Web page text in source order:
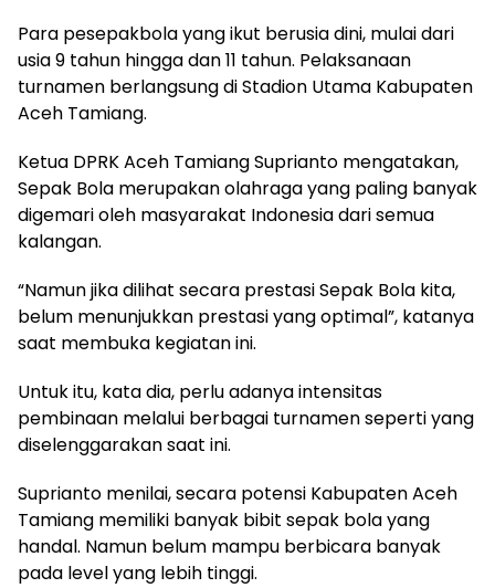
Para pesepakbola yang ikut berusia dini, mulai dari
usia 9 tahun hingga dan 11 tahun. Pelaksanaan
turnamen berlangsung di Stadion Utama Kabupaten
Aceh Tamiang.
Ketua DPRK Aceh Tamiang Suprianto mengatakan,
Sepak Bola merupakan olahraga yang paling banyak
digemari oleh masyarakat Indonesia dari semua
kalangan.
“Namun jika dilihat secara prestasi Sepak Bola kita,
belum menunjukkan prestasi yang optimal”, katanya
saat membuka kegiatan ini.
Untuk itu, kata dia, perlu adanya intensitas
pembinaan melalui berbagai turnamen seperti yang
diselenggarakan saat ini.
Suprianto menilai, secara potensi Kabupaten Aceh
Tamiang memiliki banyak bibit sepak bola yang
handal. Namun belum mampu berbicara banyak
pada level yang lebih tinggi.